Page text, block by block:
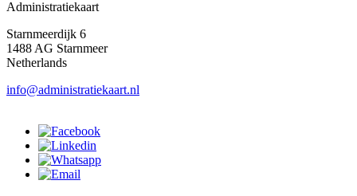
Administratiekaart
Starnmeerdijk 6
1488 AG Starnmeer
Netherlands
info@administratiekaart.nl